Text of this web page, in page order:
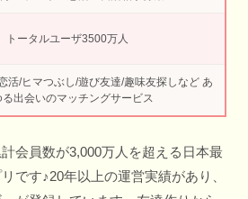
トータルユーザ3500万人
活/ヒマつぶし/遊び友達/趣味友探しなど あ
る出会いのマッチングサービス
会員数が3,000万人を超える日本最
です♪20年以上の運営実績があり、